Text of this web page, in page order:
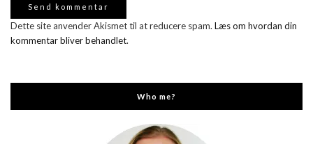
Dette site anvender Akismet til at reducere spam. Læs om hvordan din
kommentar bliver behandlet.
Who me?